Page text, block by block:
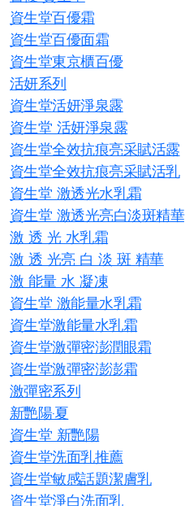
資生堂百優霜
資生堂百優面霜
資生堂東京櫃百優
活妍系列
資生堂活妍淨泉露
資生堂 活妍淨泉露
資生堂全效抗痕亮采賦活露
資生堂全效抗痕亮采賦活乳
資生堂 激透光水乳霜
資生堂 激透光亮白淡斑精華
激 透 光 水乳霜
激 透 光亮 白 淡 斑 精華
激 能量 水 凝凍
資生堂 激能量水乳霜
資生堂激能量水乳霜
資生堂激彈密澎潤眼霜
資生堂激彈密澎澎霜
激彈密系列
新艷陽·夏
資生堂 新艷陽
資生堂洗面乳推薦
資生堂敏感話題潔膚乳
資生堂淨白洗面乳